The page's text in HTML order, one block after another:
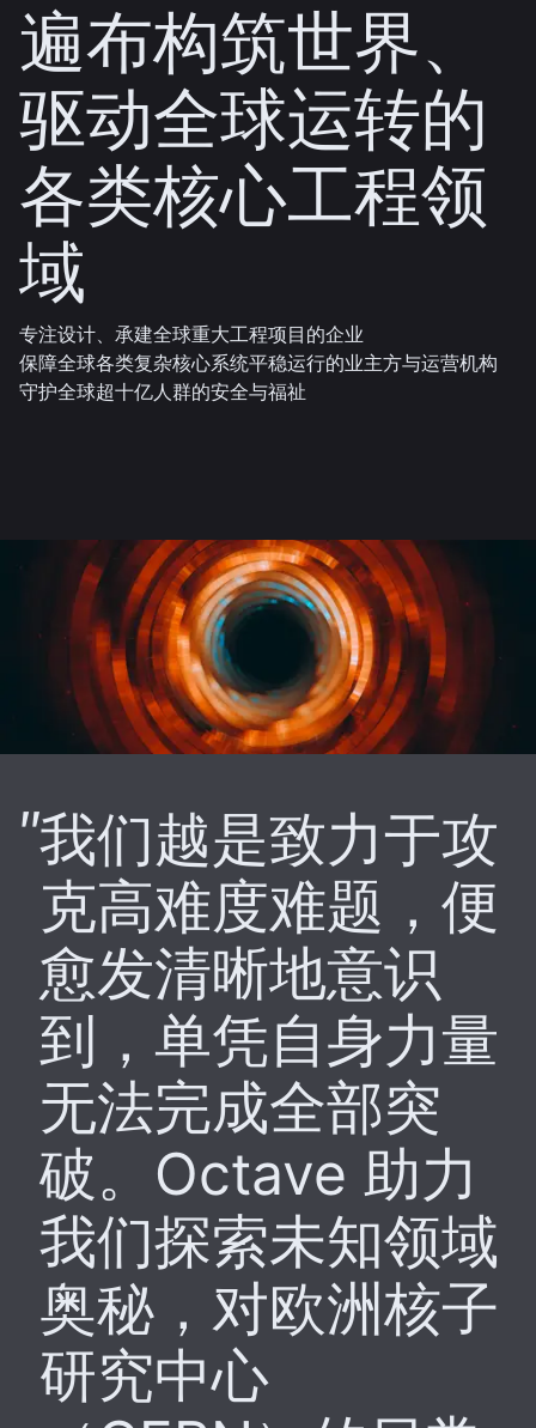
遍布构筑世界、
驱动全球运转的
各类核心工程领
域
专注设计、承建全球重大工程项目的企业
保障全球各类复杂核心系统平稳运行的业主方与运营机构
守护全球超十亿人群的安全与福祉
我们越是致力于攻
克高难度难题，便
愈发清晰地意识
到，单凭自身力量
无法完成全部突
破。Octave 助力
我们探索未知领域
奥秘，对欧洲核子
研究中心